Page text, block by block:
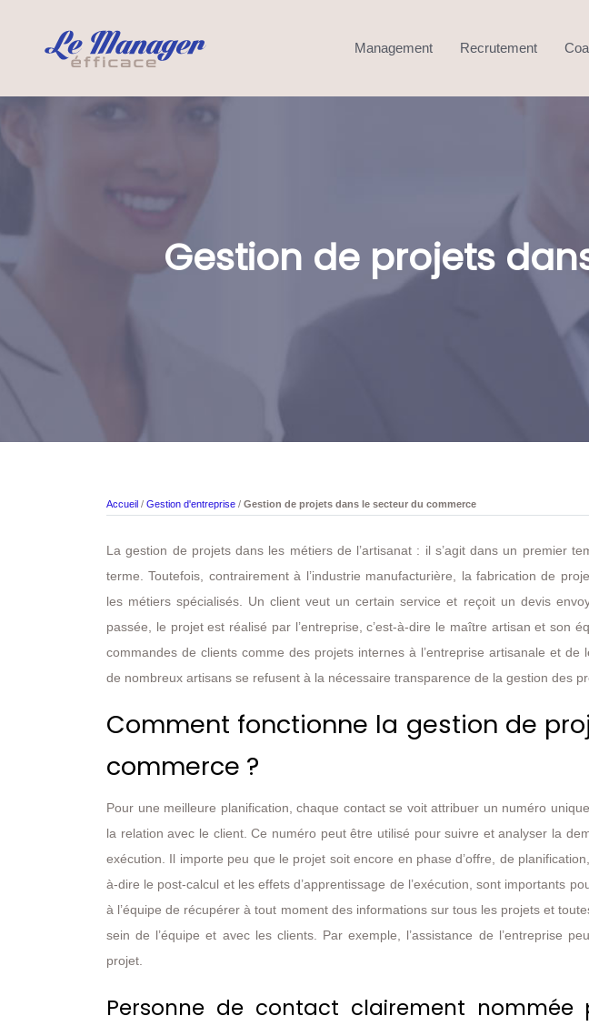
Management Recrutement
Gestion de projets
Accueil / Gestion d'entreprise / Gestion de projets dans le secteur du commerce
La gestion de projets dans les métiers de l’artisanat : il s’agit dans un premier
terme. Toutefois, contrairement à l’industrie manufacturière, la fabrication de
les métiers spécialisés. Un client veut un certain service et reçoit un devis
passée, le projet est réalisé par l’entreprise, c’est-à-dire le maître artisan et son
commandes de clients comme des projets internes à l’entreprise artisanale et de
de nombreux artisans se refusent à la nécessaire transparence de la gestion des
Comment fonctionne la gestion de
commerce ?
Pour une meilleure planification, chaque contact se voit attribuer un numéro
la relation avec le client. Ce numéro peut être utilisé pour suivre et analyser la
exécution. Il importe peu que le projet soit encore en phase d’offre, de
à-dire le post-calcul et les effets d’apprentissage de l’exécution, sont importants
à l’équipe de récupérer à tout moment des informations sur tous les projets et
sein de l’équipe et avec les clients. Par exemple, l’assistance de l’entreprise
projet.
Personne de contact clairement